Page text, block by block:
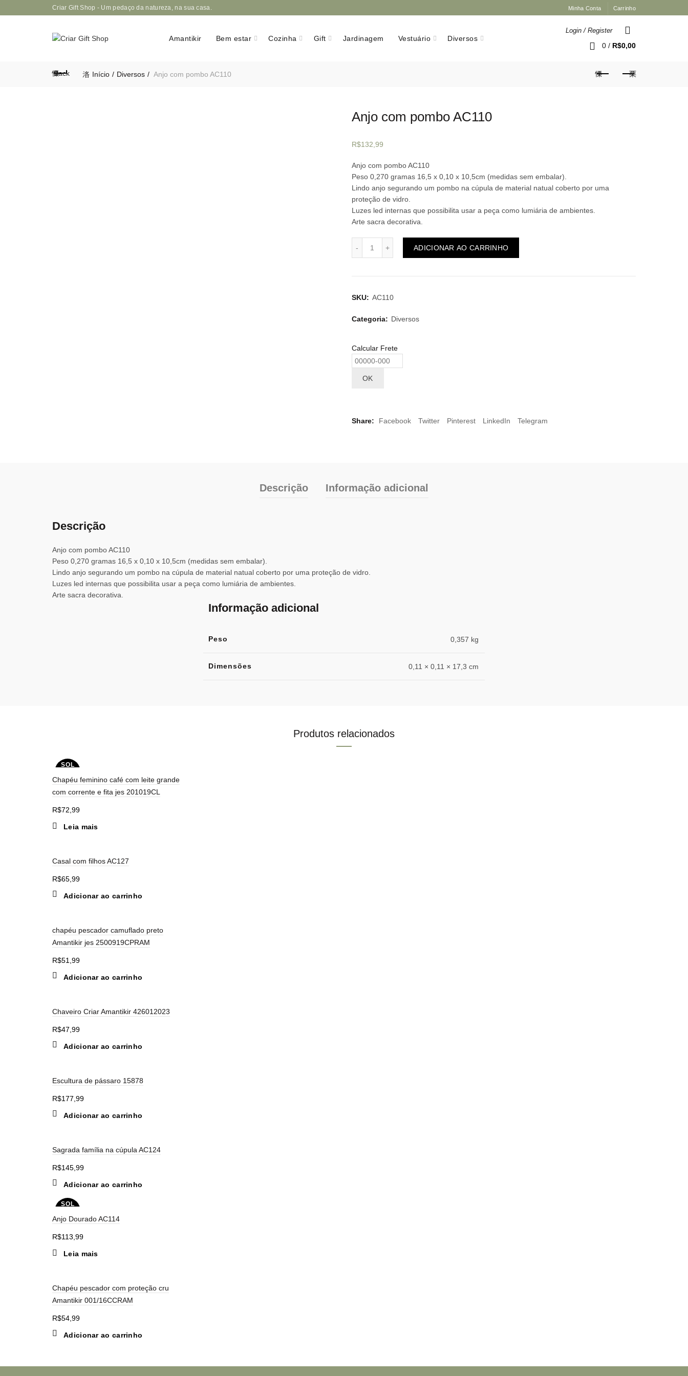
Criar Gift Shop - Um pedaço da natureza, na sua casa. Minha Conta Carrinho
Amantikir Bem estar Cozinha Gift Jardinagem Vestuário Diversos
Login / Register
0 / R$0,00
Back Início Diversos Anjo com pombo AC110
Anjo com pombo AC110
R$132,99
Anjo com pombo AC110
Peso 0,270 gramas 16,5 x 0,10 x 10,5cm (medidas sem embalar).
Lindo anjo segurando um pombo na cúpula de material natual coberto por uma
proteção de vidro.
Luzes led internas que possibilita usar a peça como lumiária de ambientes.
Arte sacra decorativa.
ADICIONAR AO CARRINHO
SKU: AC110
Categoria: Diversos
Calcular Frete
OK
Share Facebook Twitter Pinterest LinkedIn Telegram
Descrição Informação adicional
Descrição
Anjo com pombo AC110
Peso 0,270 gramas 16,5 x 0,10 x 10,5cm (medidas sem embalar).
Lindo anjo segurando um pombo na cúpula de material natual coberto por uma proteção de vidro.
Luzes led internas que possibilita usar a peça como lumiária de ambientes.
Arte sacra decorativa.
Informação adicional
Peso 0,357 kg
Dimensões 0,11 × 0,11 × 17,3 cm
Produtos relacionados
SOL
T
Chapéu feminino café com leite grande
com corrente e fita jes 201019CL
R$72,99
Leia mais
Casal com filhos AC127
R$65,99
Adicionar ao carrinho
chapéu pescador camuflado preto
Amantikir jes 2500919CPRAM
R$51,99
Adicionar ao carrinho
Chaveiro Criar Amantikir 426012023
R$47,99
Adicionar ao carrinho
Escultura de pássaro 15878
R$177,99
Adicionar ao carrinho
Sagrada família na cúpula AC124
R$145,99
Adicionar ao carrinho
SOL
T
Anjo Dourado AC114
R$113,99
Leia mais
Chapéu pescador com proteção cru
Amantikir 001/16CCRAM
R$54,99
Adicionar ao carrinho